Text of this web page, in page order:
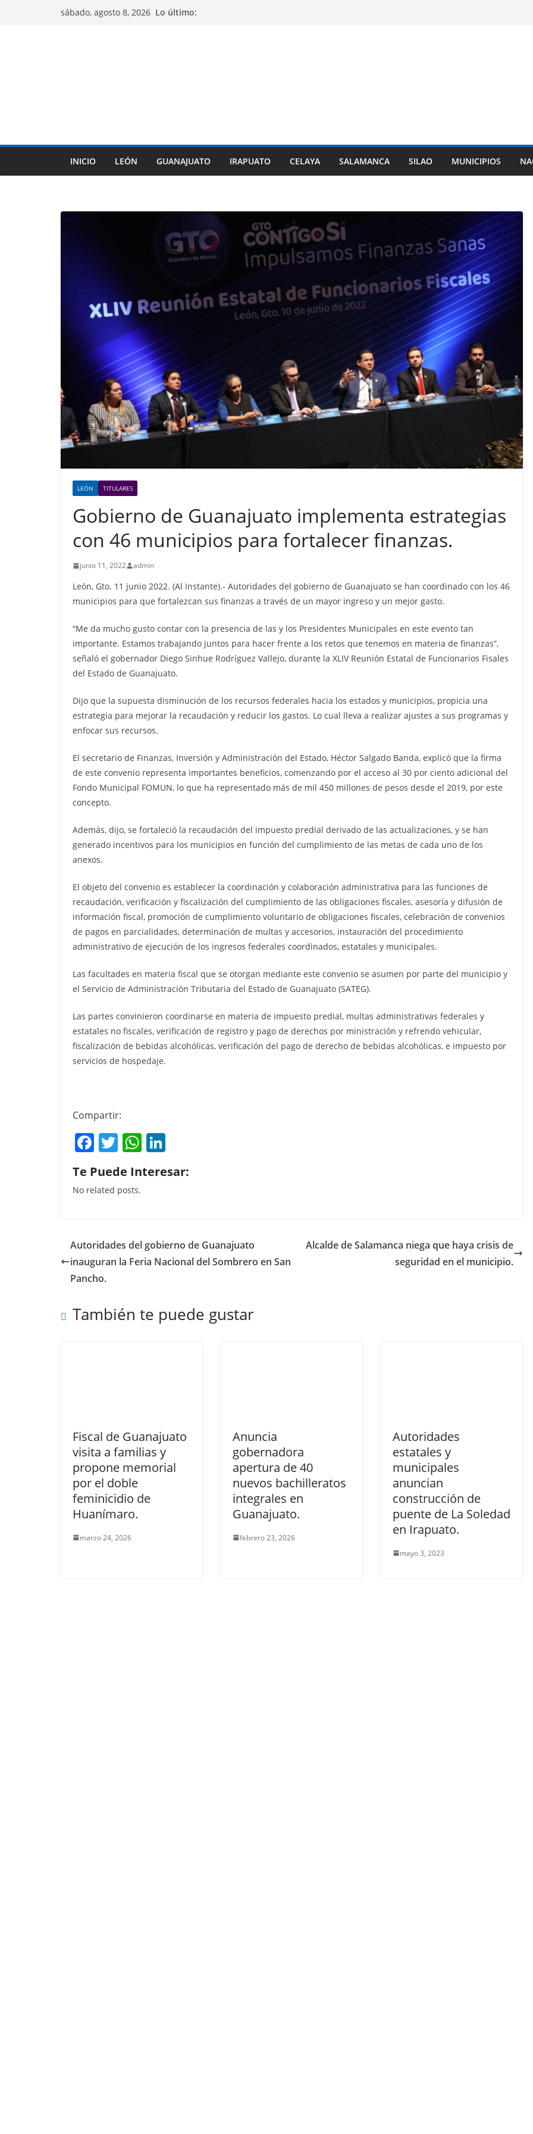
sábado, agosto 8, 2026 Lo último:
INICIO LEÓN GUANAJUATO IRAPUATO CELAYA SALAMANCA SILAO MUNICIPIOS
LEÓN TITULARES
Gobierno de Guanajuato implementa estrategias
con 46 municipios para fortalecer finanzas.
junio 11, 2022 admin
León, Gto. 11 junio 2022. (Al Instante).- Autoridades del gobierno de Guanajuato se han coordinado con los 46
municipios para que fortalezcan sus finanzas a través de un mayor ingreso y un mejor gasto.
“Me da mucho gusto contar con la presencia de las y los Presidentes Municipales en este evento tan
importante. Estamos trabajando juntos para hacer frente a los retos que tenemos en materia de finanzas”,
señaló el gobernador Diego Sinhue Rodríguez Vallejo, durante la XLIV Reunión Estatal de Funcionarios Fisales
del Estado de Guanajuato.
Dijo que la supuesta disminución de los recursos federales hacia los estados y municipios, propicia una
estrategia para mejorar la recaudación y reducir los gastos. Lo cual lleva a realizar ajustes a sus programas y
enfocar sus recursos.
El secretario de Finanzas, Inversión y Administración del Estado, Héctor Salgado Banda, explicó que la firma
de este convenio representa importantes beneficios, comenzando por el acceso al 30 por ciento adicional del
Fondo Municipal FOMUN, lo que ha representado más de mil 450 millones de pesos desde el 2019, por este
concepto.
Además, dijo, se fortaleció la recaudación del impuesto predial derivado de las actualizaciones, y se han
generado incentivos para los municipios en función del cumplimiento de las metas de cada uno de los
anexos.
El objeto del convenio es establecer la coordinación y colaboración administrativa para las funciones de
recaudación, verificación y fiscalización del cumplimiento de las obligaciones fiscales, asesoría y difusión de
información fiscal, promoción de cumplimiento voluntario de obligaciones fiscales, celebración de convenios
de pagos en parcialidades, determinación de multas y accesorios, instauración del procedimiento
administrativo de ejecución de los ingresos federales coordinados, estatales y municipales.
Las facultades en materia fiscal que se otorgan mediante este convenio se asumen por parte del municipio y
el Servicio de Administración Tributaria del Estado de Guanajuato (SATEG).
Las partes convinieron coordinarse en materia de impuesto predial, multas administrativas federales y
estatales no fiscales, verificación de registro y pago de derechos por ministración y refrendo vehicular,
fiscalización de bebidas alcohólicas, verificación del pago de derecho de bebidas alcohólicas, e impuesto por
servicios de hospedaje.
Compartir:
F
a
c
e
o
o
k
T
w
itt
er
W
h
at
p
p
k
n
Te Puede Interesar:
No related posts.
Autoridades del gobierno de Guanajuato
inauguran la Feria Nacional del Sombrero en San
Pancho.
Alcalde de Salamanca niega que haya crisis de
seguridad en el municipio.
También te puede gustar
Fiscal de Guanajuato
visita a familias y
propone memorial
por el doble
feminicidio de
Huanímaro.
marzo 24, 2026
Anuncia
gobernadora
apertura de 40
nuevos bachilleratos
integrales en
Guanajuato.
febrero 23, 2026
Autoridades
estatales y
municipales
anuncian
construcción de
puente de La Soledad
en Irapuato.
mayo 3, 2023